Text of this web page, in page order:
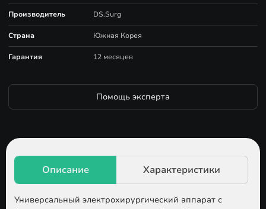
Производитель DS.Surg
Страна Южная Корея
Гарантия 12 месяцев
Помощь эксперта
Универсальный электрохирургический аппарат с